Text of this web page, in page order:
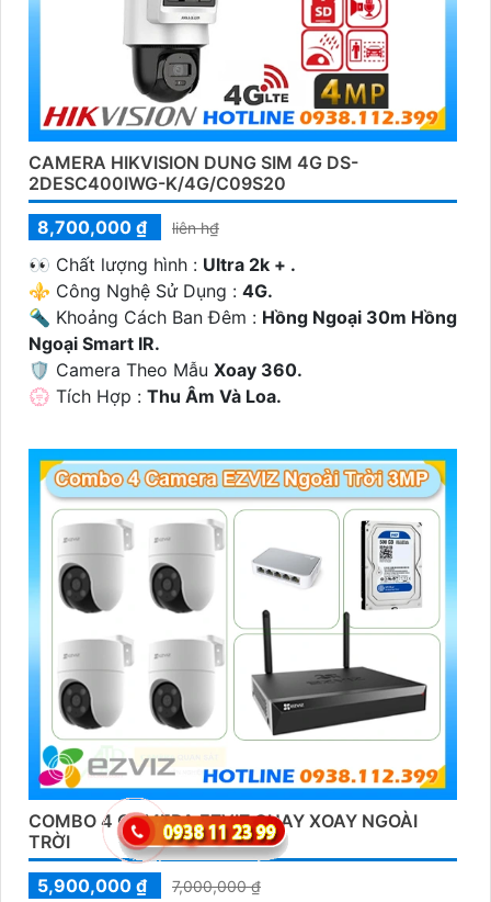
CAMERA HIKVISION DUNG SIM 4G DS-
2DESC400IWG-K/4G/C09S20
8,700,000 ₫
liên h₫
️👀 Chất lượng hình : Ultra 2k + .
⚜️ Công Nghệ Sử Dụng : 4G.
🔦 Khoảng Cách Ban Đêm : Hồng Ngoại 30m Hồng
Ngoại Smart IR.
🛡 Camera Theo Mẫu Xoay 360.
️💮 Tích Hợp : Thu Âm Và Loa.
COMBO 4 CAMERA EZVIZ QUAY XOAY NGOÀI
TRỜI
5,900,000 ₫
7,000,000 ₫